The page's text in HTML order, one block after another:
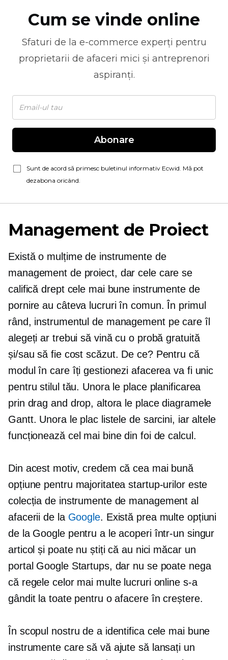
Cum se vinde online
Sfaturi de la e-commerce experți pentru
proprietarii de afaceri mici și antreprenori
aspiranți.
Abonare
Sunt de acord să primesc buletinul informativ Ecwid. Mă pot
dezabona oricând.
Management de Proiect
Există o mulțime de instrumente de
management de proiect, dar cele care se
califică drept cele mai bune instrumente de
pornire au câteva lucruri în comun. În primul
rând, instrumentul de management pe care îl
alegeți ar trebui să vină cu o probă gratuită
și/sau să fie cost scăzut. De ce? Pentru că
modul în care îți gestionezi afacerea va fi unic
pentru stilul tău. Unora le place planificarea
prin drag and drop, altora le place diagramele
Gantt. Unora le plac listele de sarcini, iar altele
funcționează cel mai bine din foi de calcul.
Din acest motiv, credem că cea mai bună
opțiune pentru majoritatea startup-urilor este
colecția de instrumente de management al
afacerii de la Google. Există prea multe opțiuni
de la Google pentru a le acoperi într-un singur
articol și poate nu știți că au nici măcar un
portal Google Startups, dar nu se poate nega
că regele celor mai multe lucruri online s-a
gândit la toate pentru o afacere în creștere.
În scopul nostru de a identifica cele mai bune
instrumente care să vă ajute să lansați un